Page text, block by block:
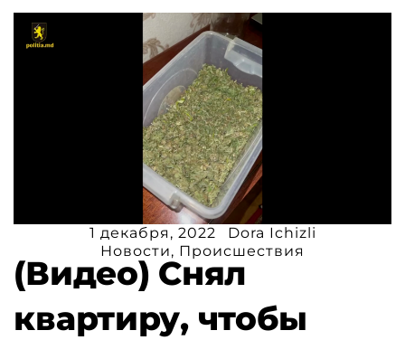
1 декабря, 2022
Dora Ichizli
Новости, Происшествия
(Видео) Снял
квартиру, чтобы